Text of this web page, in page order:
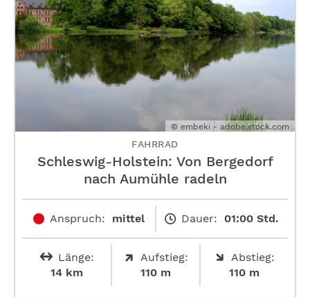
© embeki - adobe.stock.com
FAHRRAD
Schleswig-Holstein: Von Bergedorf
nach Aumühle radeln
Anspruch: mittel Dauer: 01:00 Std.
Länge:
14 km
Aufstieg:
110 m
Abstieg:
110 m